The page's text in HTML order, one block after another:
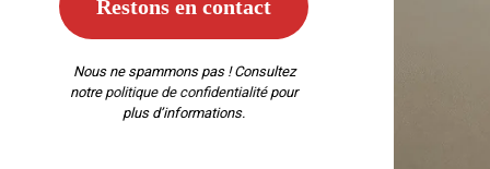
Nous ne spammons pas ! Consultez
notre politique de confidentialitépour
plus d’informations.